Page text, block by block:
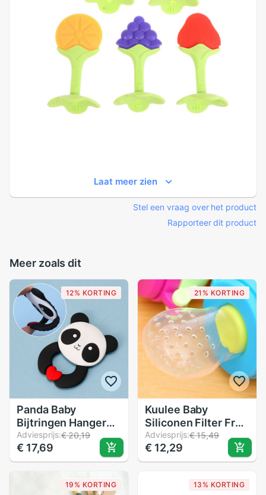
Laat meer zien
Stel een vraag over het product
Rapporteer dit product
Meer zoals dit
12% KORTING
Panda Baby
Bijtringen Hanger
Ketting Accessoire
Bpa Gratis Silicone
Chew Speelgoed
Adviesprijs:€ 20,19
€ 17,69
21% KORTING
Kuulee Baby
Siliconen Filter Fruit
Groente Mesh Bag
voor Baby siliconen
materiaal veilig en
Adviesprijs:€ 15,49
€ 12,29
19% KORTING 13% KORTING